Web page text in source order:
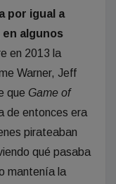
por igual a
algunos
en 2013 la
Warner, Jeff
que Game of
de entonces era
pirateaban
qué pasaba
mantenía la